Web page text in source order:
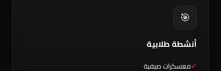
🎯
أنشطة طلابية
معسكرات صيفية